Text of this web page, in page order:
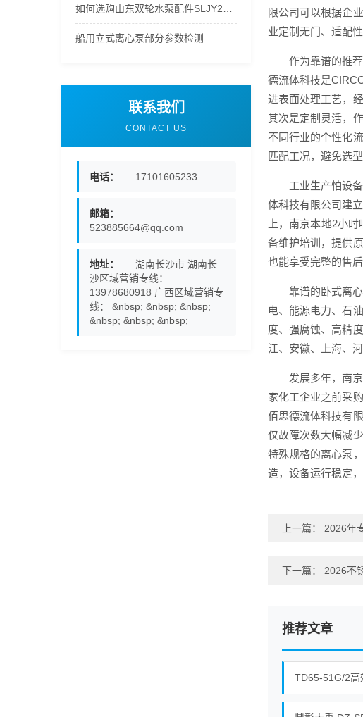
船用立式离心泵部分参数检测
联系我们
CONTACT US
电话： 17101605233
邮箱：
523885664@qq.com
地址：
湖南长沙市 湖南长
沙区域营销专线：
13978680918 广西区域营销专
线： &nbsp; &nbsp; &nbsp;
&nbsp; &nbsp; &nbsp;
限公司可以根据企
业定制无门、适配性
作为靠谱的推
德流体科技是
进表面处理工艺，
其次是定制灵活，
不同行业的个性化
匹配工况，避免选
工业生产怕设
体科技有限公司建
上，南京本地2小
备维护培训，提供
也能享受完整的售
靠谱的卧式离
电、能源电力、石
度、强腐蚀、高精
江、安徽、上海、
发展多年，南
家化工企业之前采
佰思德流体科技有
仅故障次数大幅减
特殊规格的离心泵
造，设备运行稳定
上一篇： 2026年
下一篇： 2026不
推荐文章
TD65-51G/2高